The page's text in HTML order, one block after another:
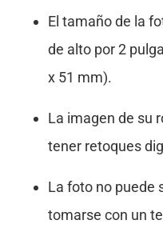
El tamaño de la
de alto por 2
x 51 mm).
La imagen de su
tener retoques
La foto no puede
tomarse con un